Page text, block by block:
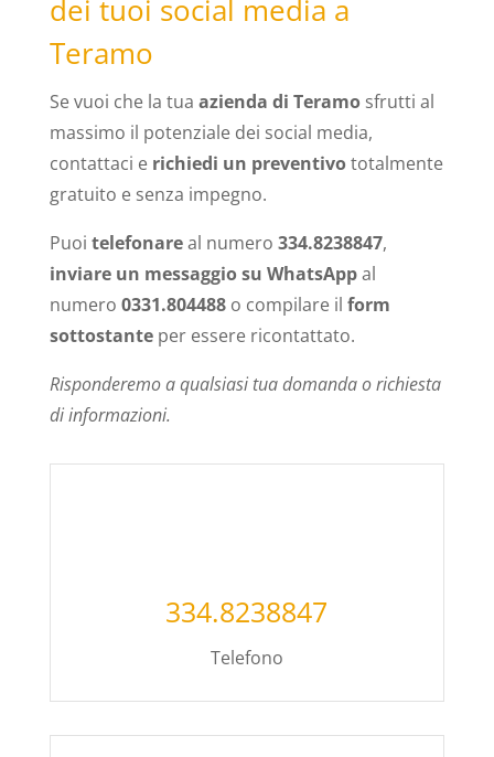
dei tuoi social media a
Teramo
Se vuoi che la tua azienda di Teramosfrutti al
massimo il potenziale dei social media,
contattaci e richiedi un preventivototalmente
gratuito e senza impegno.
Puoi telefonareal numero 334.8238847,
inviare un messaggio su WhatsAppal
numero 0331.804488o compilare il form
sottostanteper essere ricontattato.
Risponderemo a qualsiasi tua domanda o richiesta
di informazioni.
334.8238847
Telefono